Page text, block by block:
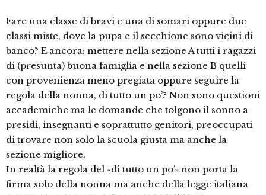
Fare una classe di bravi e una di somari oppure due
classi miste, dove la pupa e il secchione sono vicini di
banco? E ancora: mettere nella sezione A tutti i ragazzi
di (presunta) buona famiglia e nella sezione B quelli
con provenienza meno pregiata oppure seguire la
regola della nonna, di tutto un po’? Non sono questioni
accademiche ma le domande che tolgono il sonno a
presidi, insegnanti e soprattutto genitori, preoccupati
di trovare non solo la scuola giusta ma anche la
sezione migliore.
In realtà la regola del «di tutto un po’» non porta la
firma solo della nonna ma anche della legge italiana